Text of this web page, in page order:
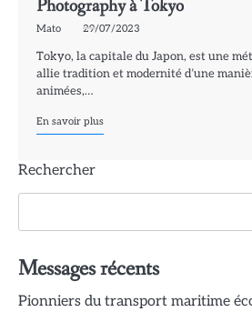
Photography à Tokyo
Mato 29/07/2023
Tokyo, la capitale du Japon, est une
allie tradition et modernité d’une
animées,…
En savoir plus
Rechercher
Messages récents
Pionniers du transport maritime